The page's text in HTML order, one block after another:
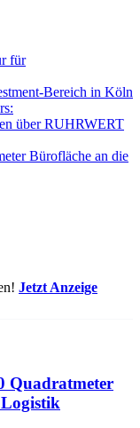
für
Bereich in Köln
über RUHRWERT
Bürofläche an die
Jetzt Anzeige
Quadratmeter